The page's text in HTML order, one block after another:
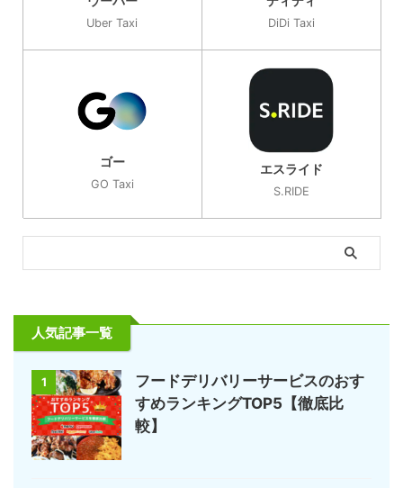
Uber Taxi DiDi Taxi
ゴー
GO Taxi
エスライド
S.RIDE
人気記事一覧
1
フードデリバリーサービスのおす
すめランキングTOP5【徹底比
較】